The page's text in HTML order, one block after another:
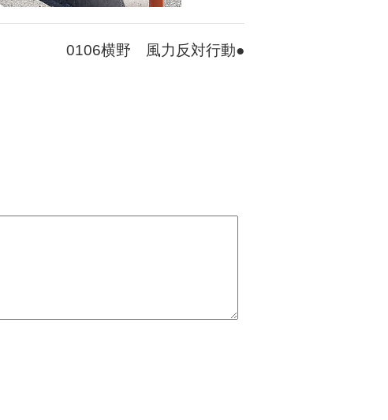
0106横野 風力反対行動●